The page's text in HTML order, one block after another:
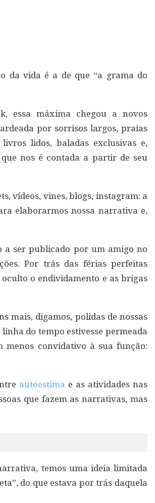
da vida é a de que “a grama do
essa máxima chegou a novos
por sorrisos largos, praias
lidos, baladas exclusivas e,
nos é contada a partir de seu
vídeos, vines, blogs, instagram: a
elaborarmos nossa narrativa e,
a ser publicado por um amigo no
Por trás das férias perfeitas
o endividamento e as brigas
mais, digamos, polidas de nossas
linha do tempo estivesse permeada
convidativo à sua função:
autoestima e as atividades nas
que fazem as narrativas, mas
temos uma ideia limitada
do que estava por trás daquela